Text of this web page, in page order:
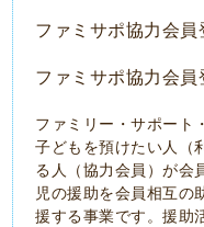
ファミサポ協力会員
ファミサポ協力会員
ファミリー・サポート
子どもを預けたい人（
る人（協力会員）が会
児の援助を会員相互の
援する事業です。援助